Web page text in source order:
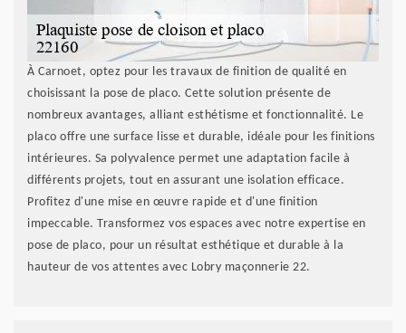
À Carnoet, optez pour les travaux de finition de qualité en
choisissant la pose de placo. Cette solution présente de
nombreux avantages, alliant esthétisme et fonctionnalité. Le
placo offre une surface lisse et durable, idéale pour les finitions
intérieures. Sa polyvalence permet une adaptation facile à
différents projets, tout en assurant une isolation efficace.
Profitez d'une mise en œuvre rapide et d'une finition
impeccable. Transformez vos espaces avec notre expertise en
pose de placo, pour un résultat esthétique et durable à la
hauteur de vos attentes avec Lobry maçonnerie 22.